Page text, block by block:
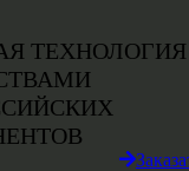
ТЕХНОЛОГИЯ